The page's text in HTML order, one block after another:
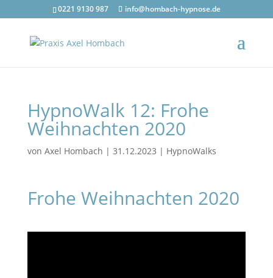
0221 9130 987 info@hombach-hypnose.de
HypnoWalk 12: Frohe
Weihnachten 2020
von Axel Hombach | 31.12.2023 | HypnoWalks
Frohe Weihnachten 2020